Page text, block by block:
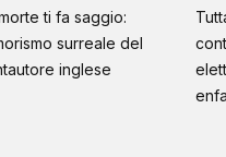
ti fa saggio:
surreale del
inglese